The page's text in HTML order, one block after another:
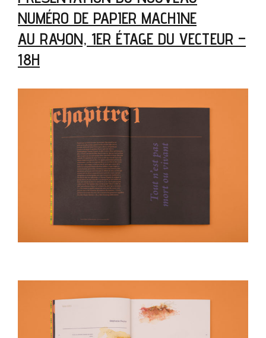
NUMÉRO DE PAPIER MACHINE
AU RAYON, 1ER ÉTAGE DU VECTEUR –
18H